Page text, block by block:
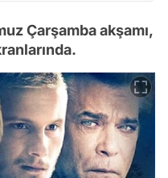
Çarşamba akşamı,